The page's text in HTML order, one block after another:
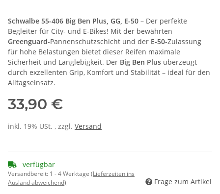
Schwalbe 55-406 Big Ben Plus, GG, E-50 – Der perfekte
Begleiter für City- und E-Bikes! Mit der bewährten
Greenguard-Pannenschutzschicht und der E-50-Zulassung
für hohe Belastungen bietet dieser Reifen maximale
Sicherheit und Langlebigkeit. Der Big Ben Plus überzeugt
durch exzellenten Grip, Komfort und Stabilität – ideal für den
Alltagseinsatz.
33,90 €
inkl. 19% USt. , zzgl. Versand
verfügbar
Versandbereit: 1 - 4 Werktage (Lieferzeiten ins
Ausland abweichend)
Frage zum Artikel